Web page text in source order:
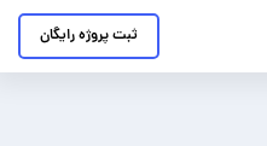
ثبت پروژه رایگان